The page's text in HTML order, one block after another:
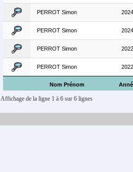
Nom Prénom
PERROT Simon 2024
PERROT Simon 2024
PERROT Simon 2022
PERROT Simon 2022
Affichage de la ligne 1 à 6 sur 6 lignes